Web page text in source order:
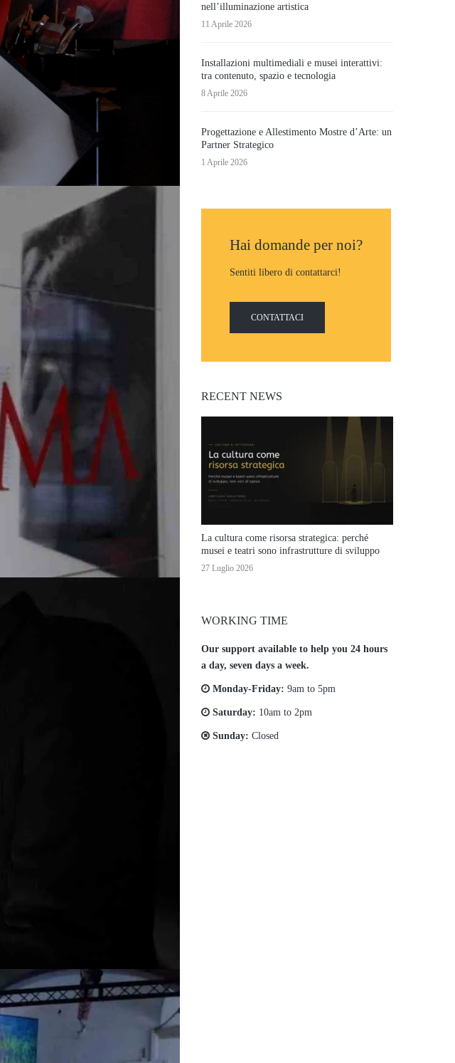
nell’illuminazione artistica
11 Aprile 2026
Installazioni multimediali e musei interattivi:
tra contenuto, spazio e tecnologia
8 Aprile 2026
Progettazione e Allestimento Mostre d’Arte: un
Partner Strategico
1 Aprile 2026
Hai domande per noi?
Sentiti libero di contattarci!
CONTATTACI
RECENT NEWS
La cultura come risorsa strategica: perché
musei e teatri sono infrastrutture di sviluppo
27 Luglio 2026
WORKING TIME
Our support available to help you 24 hours
a day, seven days a week.
Monday-Friday: 9am to 5pm
Saturday: 10am to 2pm
Sunday: Closed